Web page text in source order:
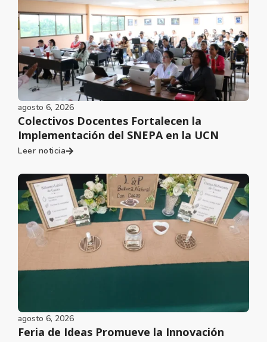
agosto 6, 2026
Colectivos Docentes Fortalecen la
Implementación del SNEPA en la UCN
Leer noticia
agosto 6, 2026
Feria de Ideas Promueve la Innovación